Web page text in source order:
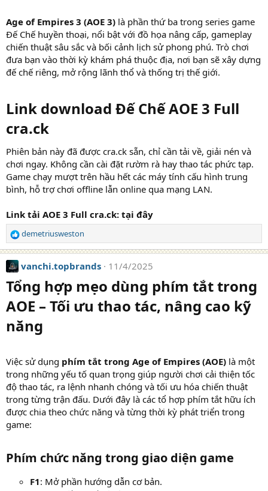
Age of Empires 3 (AOE 3) là phần thứ ba trong series game
Đế Chế huyền thoại, nổi bật với đồ họa nâng cấp, gameplay
chiến thuật sâu sắc và bối cảnh lịch sử phong phú. Trò chơi
đưa bạn vào thời kỳ khám phá thuộc địa, nơi bạn sẽ xây dựng
đế chế riêng, mở rộng lãnh thổ và thống trị thế giới.
Link download Đế Chế AOE 3 Full
cra.ck
Phiên bản này đã được cra.ck sẵn, chỉ cần tải về, giải nén và
chơi ngay. Không cần cài đặt rườm rà hay thao tác phức tạp.
Game chạy mượt trên hầu hết các máy tính cấu hình trung
bình, hỗ trợ chơi offline lẫn online qua mạng LAN.
Link tải AOE 3 Full cra.ck: tại đây
R
e
a
c
t
i
o
n
s
demetriusweston
vanchi.topbrands 11/4/2025
Tổng hợp mẹo dùng phím tắt trong
AOE – Tối ưu thao tác, nâng cao kỹ
năng
Việc sử dụng phím tắt trong Age of Empires (AOE) là một
trong những yếu tố quan trọng giúp người chơi cải thiện tốc
độ thao tác, ra lệnh nhanh chóng và tối ưu hóa chiến thuật
trong từng trận đấu. Dưới đây là các tổ hợp phím tắt hữu ích
được chia theo chức năng và từng thời kỳ phát triển trong
game:
Phím chức năng trong giao diện game
F1: Mở phần hướng dẫn cơ bản.